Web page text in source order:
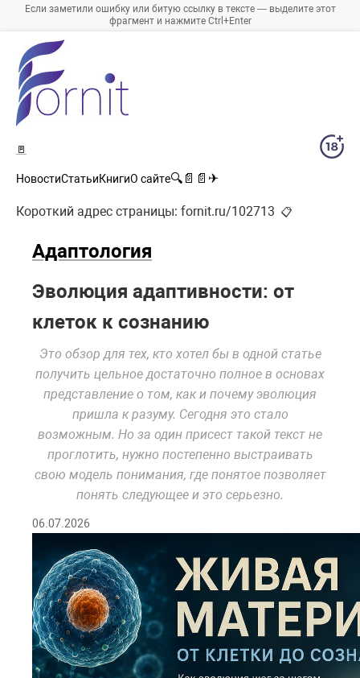
Если заметили ошибку или битую ссылку в тексте — выделите этот
фрагмент и нажмите Ctrl+Enter
🚪
НовостиСтатьиКнигиО сайте🔍 📄 📄 ✈
Короткий адрес страницы: fornit.ru/102713 📋
Адаптология
Эволюция адаптивности: от
клеток к сознанию
Это обзор для тех, кто хотел бы в одной статье
получить цельное достаточно полное в основах
представление о том, как и почему эволюция
пришла к разуму. Сегодня это стало
возможным. Но за один присест такой текст не
проглотить, нужно постепенно выстраивать
свою модель понимания, где понятое позволяет
понять следующее и это серьезно.
06.07.2026